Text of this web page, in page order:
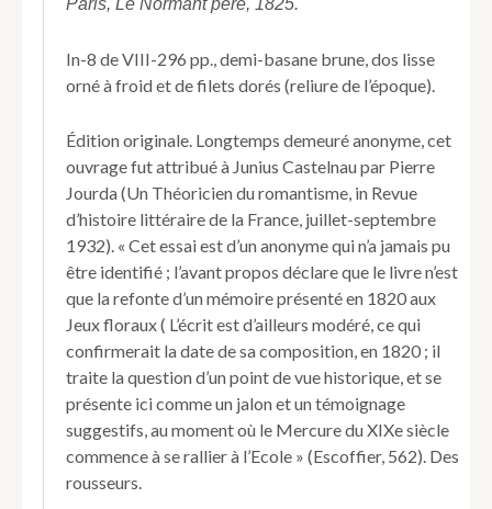
Paris, Le Normant père, 1825.
In-8 de VIII-296 pp., demi-basane brune, dos lisse
orné à froid et de filets dorés (reliure de l’époque).
Édition originale. Longtemps demeuré anonyme, cet
ouvrage fut attribué à Junius Castelnau par Pierre
Jourda (Un Théoricien du romantisme, in Revue
d’histoire littéraire de la France, juillet-septembre
1932). « Cet essai est d’un anonyme qui n’a jamais pu
être identifié ; l’avant propos déclare que le livre n’est
que la refonte d’un mémoire présenté en 1820 aux
Jeux floraux ( L’écrit est d’ailleurs modéré, ce qui
confirmerait la date de sa composition, en 1820 ; il
traite la question d’un point de vue historique, et se
présente ici comme un jalon et un témoignage
suggestifs, au moment où le Mercure du XIXe siècle
commence à se rallier à l’Ecole » (Escoffier, 562). Des
rousseurs.